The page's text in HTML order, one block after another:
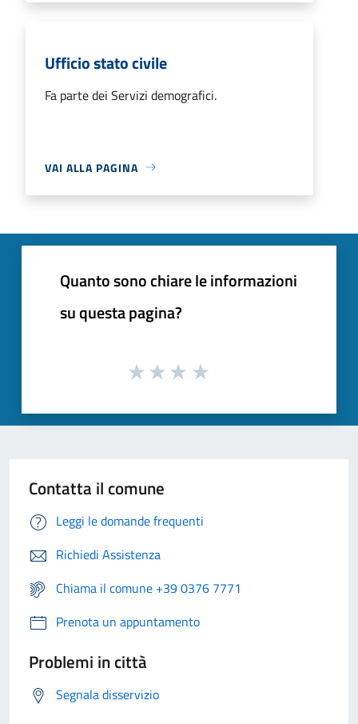
Ufficio stato civile
Fa parte dei Servizi demografici.
VAI ALLA PAGINA
Quanto sono chiare le informazioni
su questa pagina?
Contatta il comune
Leggi le domande frequenti
Richiedi Assistenza
Chiama il comune +39 0376 7771
Prenota un appuntamento
Problemi in città
Segnala disservizio